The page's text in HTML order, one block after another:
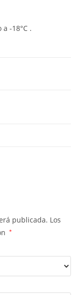
-18°C .
publicada. Los
*